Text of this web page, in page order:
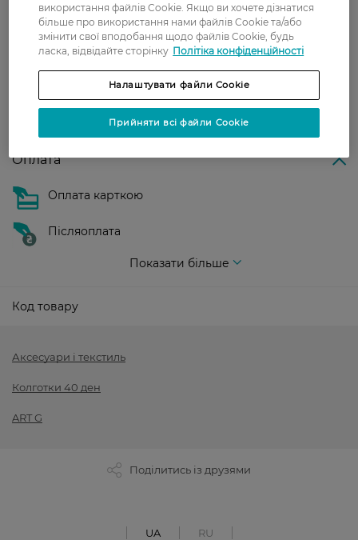
Укрпошта
Вартість доставки - 79 грн, безкоштовна
доставка від - 599 грн
Забрати сьогодні в магазині Watsons
Вартість доставки - 0 грн
Показати більше
Оплата
Оплата карткою
Післяоплата
Показати більше
Код товару
Аксесуари і текстиль
Колготки 40 ден
ART G
Поділитись із друзями
UA RU
використання файлів Cookie. Якщо ви хочете дізнатися
більше про використання нами файлів Cookie та/або
змінити свої вподобання щодо файлів Cookie, будь
ласка, відвідайте сторінку Політіка конфіденційності
Налаштувати файли Cookie
Прийняти всі файли Cookie